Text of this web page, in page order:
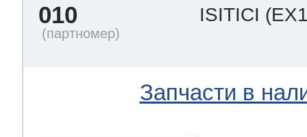
010 ISITICI
Запчасти в